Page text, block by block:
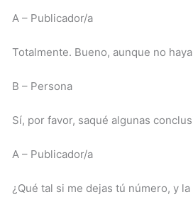
A – Publicador/a
Totalmente. Bueno, aunque no
B – Persona
Sí, por favor, saqué algunas
A – Publicador/a
¿Qué tal si me dejas tú número, y